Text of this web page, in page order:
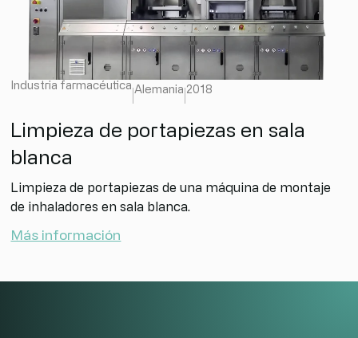
Industria farmacéutica Alemania 2018
Limpieza de portapiezas en sala
blanca
Limpieza de portapiezas de una máquina de montaje
de inhaladores en sala blanca.
Más información